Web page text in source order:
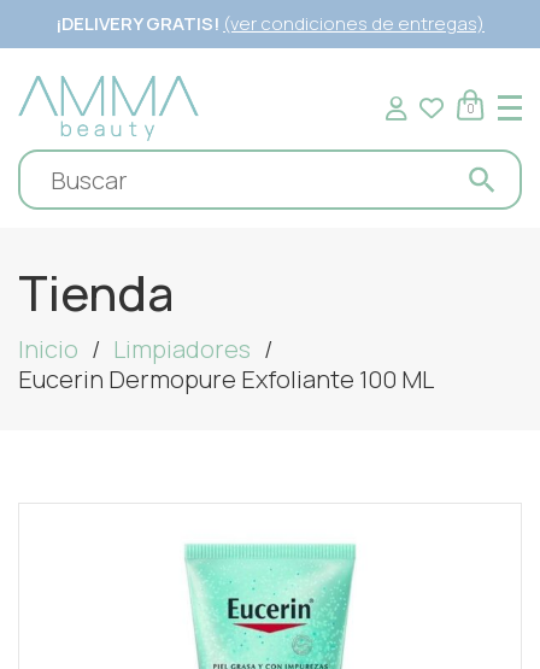
¡DELIVERY GRATIS! (ver condiciones de entregas)
0
Tienda
Inicio
Limpiadores
Eucerin Dermopure Exfoliante 100 ML